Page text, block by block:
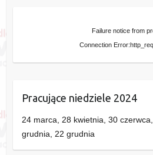
Failure notice from
Connection
Pracujące niedziele 2024
24 marca, 28 kwietnia, 30
grudnia, 22 grudnia